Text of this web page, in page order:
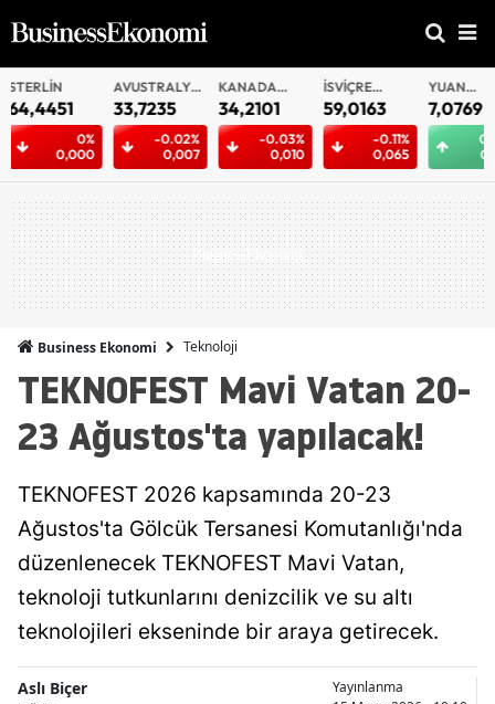
AVUSTRALYA
DOLARI
33,7235
-0.02%
0,007
KANADA
DOLARI
34,2101
-0.03%
0,010
İSVIÇRE
FRANKI
59,0163
-0.11%
0,065
YUAN
OFFSHORE
7,0769
0.01%
0,001
YUAN
7,0763
-
Business Ekonomi Teknoloji
TEKNOFEST Mavi Vatan 20-
23 Ağustos'ta yapılacak!
TEKNOFEST 2026 kapsamında 20-23
Ağustos'ta Gölcük Tersanesi Komutanlığı'nda
düzenlenecek TEKNOFEST Mavi Vatan,
teknoloji tutkunlarını denizcilik ve su altı
teknolojileri ekseninde bir araya getirecek.
Aslı Biçer
Yayınlanma